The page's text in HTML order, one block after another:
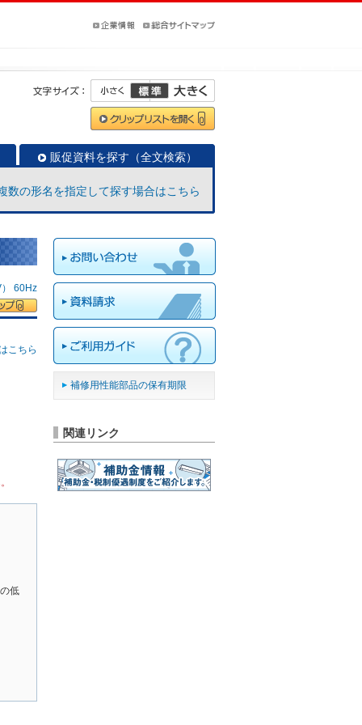
販促資料を探す（全文検索）
数の形名を指定して探す場合はこちら
60Hz
こちら
低
補修用性能部品の保有期限
関連リンク